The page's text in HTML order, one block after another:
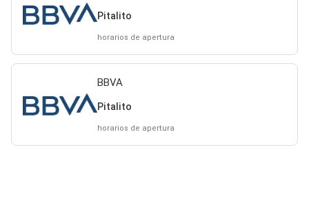
Pitalito
horarios de apertura
BBVA
Pitalito
horarios de apertura